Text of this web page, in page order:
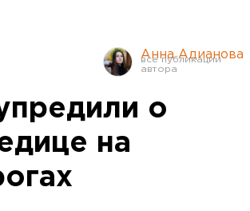
Анна Адианова
о
на